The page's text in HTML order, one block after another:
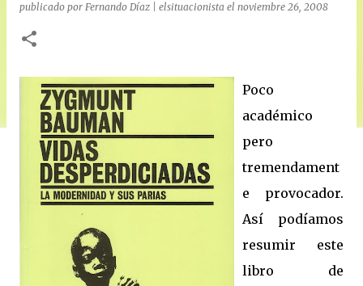
publicado por Fernando Díaz | elsituacionista el noviembre 26, 2008
Poco
académico
pero
tremendament
e provocador.
Así podíamos
resumir este
libro de